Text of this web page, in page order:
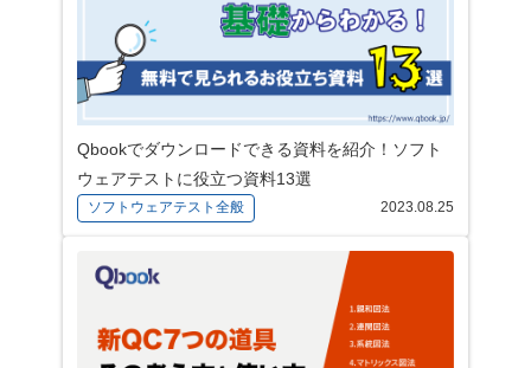
Qbookでダウンロードできる資料を紹介！ソフト
ウェアテストに役立つ資料13選
ソフトウェアテスト全般 2023.08.25